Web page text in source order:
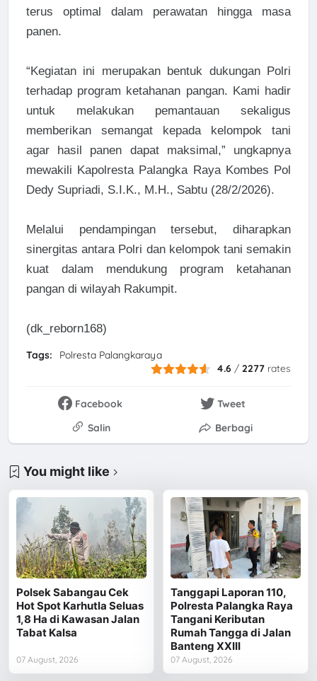
terus optimal dalam perawatan hingga masa
panen.
“Kegiatan ini merupakan bentuk dukungan Polri
terhadap program ketahanan pangan. Kami hadir
untuk melakukan pemantauan sekaligus
memberikan semangat kepada kelompok tani
agar hasil panen dapat maksimal,” ungkapnya
mewakili Kapolresta Palangka Raya Kombes Pol
Dedy Supriadi, S.I.K., M.H., Sabtu (28/2/2026).
Melalui pendampingan tersebut, diharapkan
sinergitas antara Polri dan kelompok tani semakin
kuat dalam mendukung program ketahanan
pangan di wilayah Rakumpit.
(dk_reborn168)
Tags:
Polresta Palangkaraya
4.6 /2277 rates
Facebook
Tweet
Salin
Berbagi
You might like
Polsek Sabangau Cek
Hot Spot Karhutla Seluas
1,8 Ha di Kawasan Jalan
Tabat Kalsa
07 August, 2026
Tanggapi Laporan 110,
Polresta Palangka Raya
Tangani Keributan
Rumah Tangga di Jalan
Banteng XXIII
07 August, 2026